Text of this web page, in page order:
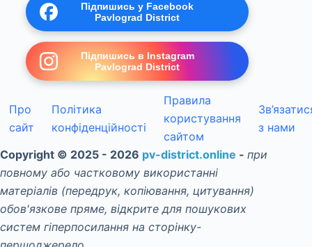
Підпишись у Facebook
Pavlograd District
Підпишись в Instagram
Pavlograd District
Про
сайт
Політика
конфіденційності
Правила
користування
сайтом
з нами
Copyright © 2025 - 2026 pv-district.online - при
повному або частковому використанні
матеріалів (передрук, копіювання, цитування)
обов'язкове пряме, відкрите для пошукових
систем гіперпосилання на сторінку-